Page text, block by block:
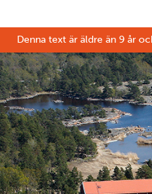
Denna text är äldre än 9 år